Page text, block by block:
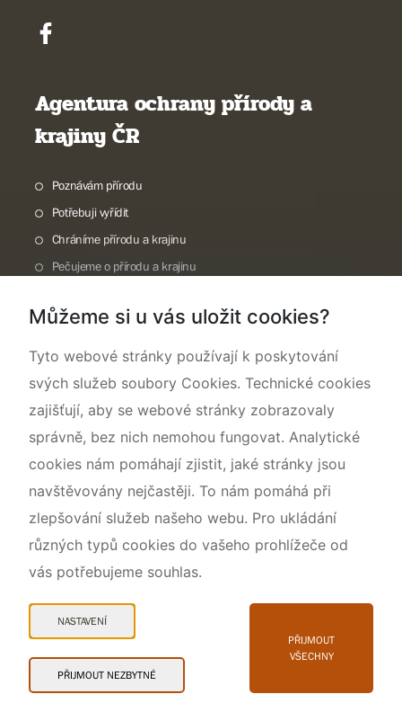
Agentura ochrany přírody a
krajiny ČR
Poznávám přírodu
Potřebuji vyřídit
Chráníme přírodu a krajinu
Pečujeme o přírodu a krajinu
O nás
Snadné čtení
© 2026 AOPK ČR
Můžeme si u vás uložit cookies?
Tyto webové stránky používají k poskytování
svých služeb soubory Cookies. Technické cookies
zajišťují, aby se webové stránky zobrazovaly
správně, bez nich nemohou fungovat. Analytické
cookies nám pomáhají zjistit, jaké stránky jsou
navštěvovány nejčastěji. To nám pomáhá při
zlepšování služeb našeho webu. Pro ukládání
různých typů cookies do vašeho prohlížeče od
vás potřebujeme souhlas.
NASTAVENÍ
PŘIJMOUT NEZBYTNÉ
PŘIJMOUT
VŠECHNY